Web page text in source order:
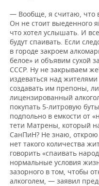
— Вообще, я считаю, что
Он не стоит выеденного
что хотел услышать. И
будут спаивать. Если
в городе закроем
белое» и объявим сухой
СССР. Ну не закрываем
издеваться над
создавать им препоны,
лицензированный
покупать 5-литровую
подпольно в емкости от
тети Матрены, который
СанПиН? Не знаю, открою
нет такого количества
говорить «спаивать
нормальные условия
зазорного в том, чтобы
алкоголем, — заявил